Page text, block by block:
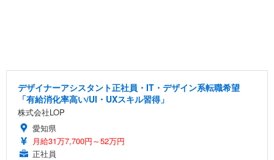
デザイナーアシスタント正社員・IT・デザイン系転職希望
「有給消化率高い/UI・UXスキル習得」
株式会社LOP
愛知県
月給31万7,700円～52万円
正社員